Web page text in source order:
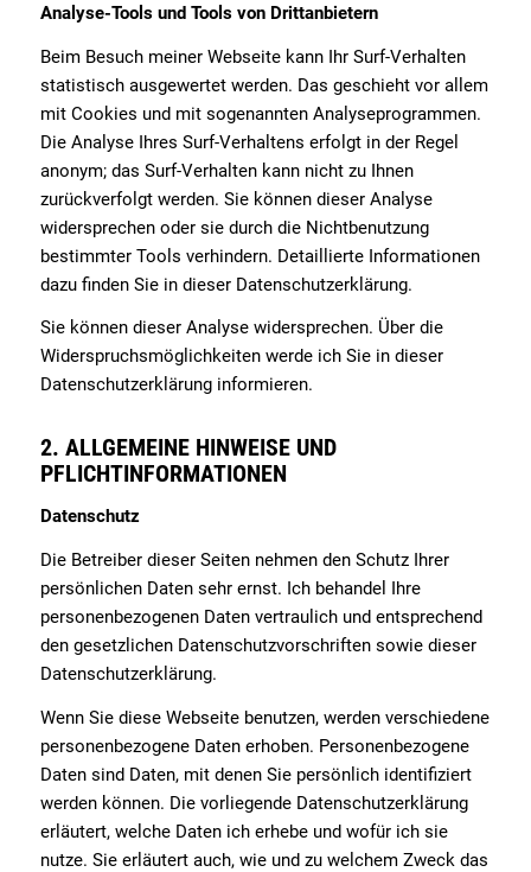
Analyse-Tools und Tools von Drittanbietern
Beim Besuch meiner Webseite kann Ihr Surf-Verhalten
statistisch ausgewertet werden. Das geschieht vor allem
mit Cookies und mit sogenannten Analyseprogrammen.
Die Analyse Ihres Surf-Verhaltens erfolgt in der Regel
anonym; das Surf-Verhalten kann nicht zu Ihnen
zurückverfolgt werden. Sie können dieser Analyse
widersprechen oder sie durch die Nichtbenutzung
bestimmter Tools verhindern. Detaillierte Informationen
dazu finden Sie in dieser Datenschutzerklärung.
Sie können dieser Analyse widersprechen. Über die
Widerspruchsmöglichkeiten werde ich Sie in dieser
Datenschutzerklärung informieren.
2. ALLGEMEINE HINWEISE UND
PFLICHTINFORMATIONEN
Datenschutz
Die Betreiber dieser Seiten nehmen den Schutz Ihrer
persönlichen Daten sehr ernst. Ich behandel Ihre
personenbezogenen Daten vertraulich und entsprechend
den gesetzlichen Datenschutzvorschriften sowie dieser
Datenschutzerklärung.
Wenn Sie diese Webseite benutzen, werden verschiedene
personenbezogene Daten erhoben. Personenbezogene
Daten sind Daten, mit denen Sie persönlich identifiziert
werden können. Die vorliegende Datenschutzerklärung
erläutert, welche Daten ich erhebe und wofür ich sie
nutze. Sie erläutert auch, wie und zu welchem Zweck das